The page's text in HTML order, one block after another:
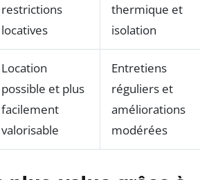
restrictions
locatives
thermique et
isolation
Location
possible et plus
facilement
valorisable
Entretiens
réguliers et
améliorations
modérées